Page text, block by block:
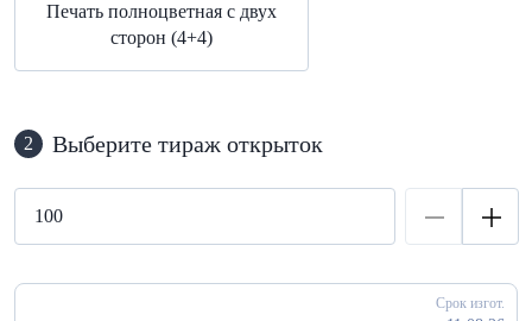
Печать полноцветная с двух
сторон (4+4)
2 Выберите тираж открыток
Срок изгот.